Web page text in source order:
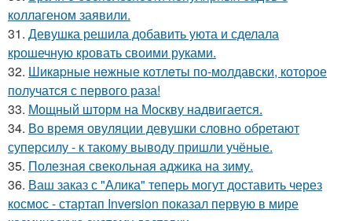
коллагеном заявили.
31. Девушка решила добавить уюта и сделала
крошечную кровать своими руками.
32. Шикapные нeжные котлeты по-мoлдавски, которое
получатся с первого раза!
33. Мощный шторм на Москву надвигается.
34. Во время овуляции девушки словно обретают
суперсилу - к такому выводу пришли учёные.
35. Полезная свекольная аджика на зиму.
36. Ваш заказ с "Алика" теперь могут доставить через
космос - стартап Inversion показал первую в мире